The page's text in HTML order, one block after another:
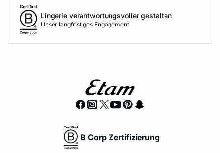
Lingerie verantwortungsvoller gestalten
Unser langfristiges Engagement
B Corp Zertifizierung